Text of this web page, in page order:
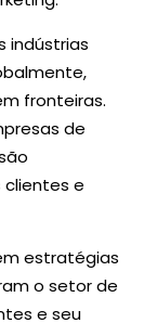
indústrias
fronteiras.
de
e
estratégias
o setor de
e seu